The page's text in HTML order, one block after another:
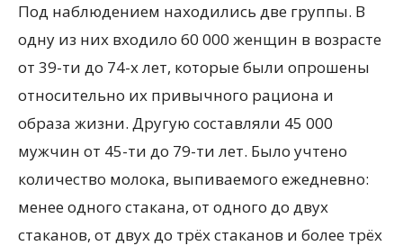
Под наблюдением находились две группы. В
одну из них входило 60 000 женщин в возрасте
от 39-ти до 74-х лет, которые были опрошены
относительно их привычного рациона и
образа жизни. Другую составляли 45 000
мужчин от 45-ти до 79-ти лет. Было учтено
количество молока, выпиваемого ежедневно:
менее одного стакана, от одного до двух
стаканов, от двух до трёх стаканов и более трёх